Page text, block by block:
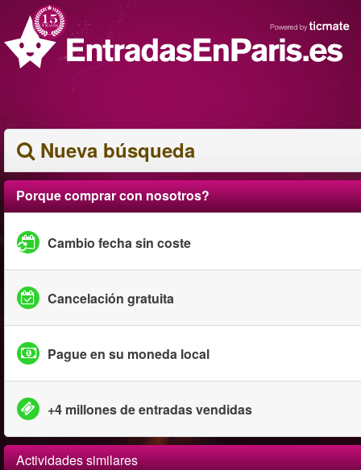
Nueva búsqueda
Porque comprar con nosotros?
Cambio fecha sin coste
Cancelación gratuita
Pague en su moneda local
+4 millones de entradas vendidas
Actividades similares